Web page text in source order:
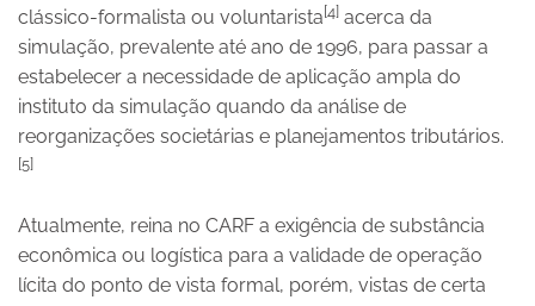
clássico-formalista ou voluntarista[4] acerca da
simulação, prevalente até ano de 1996, para passar a
estabelecer a necessidade de aplicação ampla do
instituto da simulação quando da análise de
reorganizações societárias e planejamentos tributários.
[5]
Atualmente, reina no CARF a exigência de substância
econômica ou logística para a validade de operação
lícita do ponto de vista formal, porém, vistas de certa